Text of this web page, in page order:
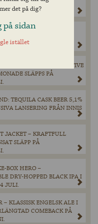
BARREL PROOF TILL
BRYGGD
SYSTEMBOLAGET 4 JULI.
SOMMAREN – COLLECTIVE
SLÄPPS PÅ
TEQUILA CASK BEER 5,1%
LANSERING FRÅN INNIS
JACKET – KRAFTFULL
SLÄPP PÅ
BOX HERO –
DRY-HOPPED BLACK IPA I
JULI.
– KLASSISK ENGELSK ALE I
COMEBACK PÅ
det på dig?
på sidan
istället